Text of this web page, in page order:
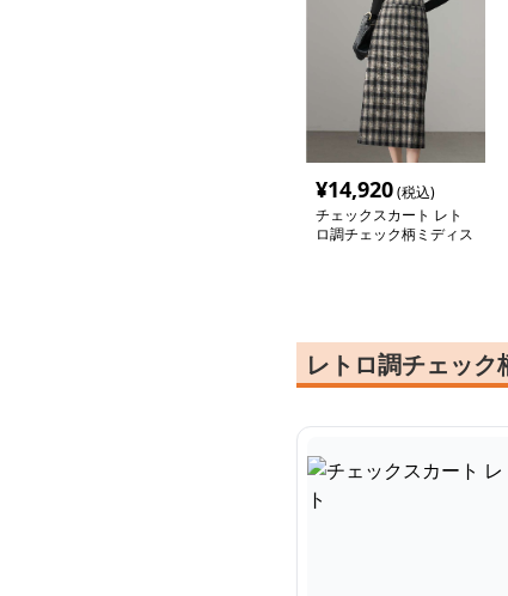
¥14,920(税込)
チェックスカート レト
ロ調チェック柄ミディス
レトロ調チェッ